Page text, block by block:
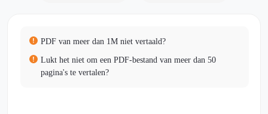
PDF van meer dan 1M niet vertaald?
Lukt het niet om een PDF-bestand van meer dan 50
pagina's te vertalen?